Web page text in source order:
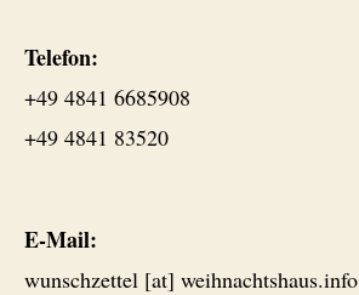
Telefon:
+49 4841 6685908
+49 4841 83520
E-Mail:
wunschzettel [at] weihnachtshaus.info